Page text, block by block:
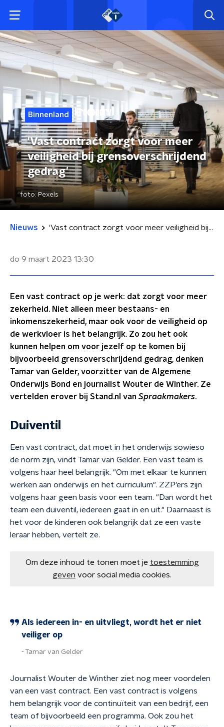
Binnenland
'Vast contract zorgt voor meer
veiligheid bij grensoverschrijdend
gedrag'
foto:Pexels
Nieuws 'Vast contract zorgt voor meer veiligheid bij grensoverschrijdend gedrag'
do 9 maart 2023 13:30
Een vast contract op je werk: dat zorgt voor meer
zekerheid. Niet alleen meer bestaans- en
inkomenszekerheid, maar ook voor de veiligheid op
de werkvloer is het belangrijk. Zo zou het ook
kunnen helpen om voor jezelf op te komen bij
bijvoorbeeld grensoverschrijdend gedrag, denken
Tamar van Gelder, voorzitter van de Algemene
Onderwijs Bond en journalist Wouter de Winther. Ze
vertelden erover bij Stand.nl van Spraakmakers.
Duiventil
Een vast contract, dat moet in het onderwijs sowieso
de norm zijn, vindt Tamar van Gelder. Een vast team is
volgens haar heel belangrijk. "Om met elkaar te kunnen
werken aan onderwijs en het curriculum". ZZP'ers zijn
volgens haar geen basis voor een team. "Dan wordt het
team een duiventil, iedereen gaat in en uit." Daarnaast is
het voor de kinderen ook belangrijk dat ze een vaste
leraar hebben, vertelt ze.
Om deze inhoud te tonen moet je toestemming
geven voor social media cookies.
Als iedereen in- en uitvliegt, wordt het er niet
veiliger op
Tamar van Gelder
Journalist Wouter de Winther ziet nog meer voordelen
van een vast contract. Een vast contract is volgens
hem belangrijk voor de continuïteit van een bedrijf, een
team of bijvoorbeeld een programma. Ook zou het